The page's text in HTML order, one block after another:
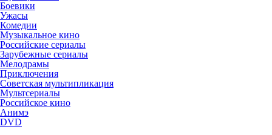
Боевики
Ужасы
Комедии
Музыкальное кино
Российские сериалы
Зарубежные сериалы
Мелодрамы
Приключения
Советская мультипликация
Мультсериалы
Российское кино
Анимэ
DVD